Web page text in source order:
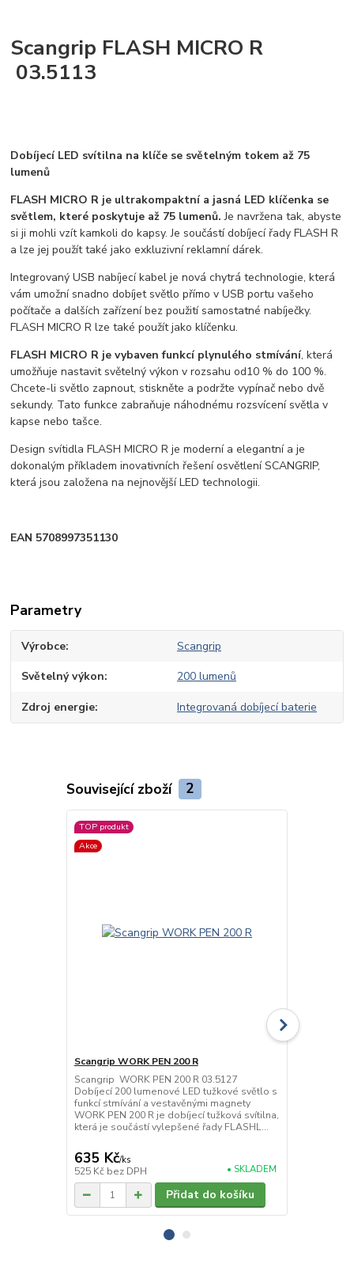
Scangrip FLASH MICRO R
03.5113
Dobíjecí LED svítilna na klíče se světelným tokem až 75
lumenů
FLASH MICRO R je ultrakompaktní a jasná LED klíčenka se
světlem, které poskytuje až 75 lumenů. Je navržena tak, abyste
si ji mohli vzít kamkoli do kapsy. Je součástí dobíjecí řady FLASH R
a lze jej použít také jako exkluzivní reklamní dárek.
Integrovaný USB nabíjecí kabel je nová chytrá technologie, která
vám umožní snadno dobíjet světlo přímo v USB portu vašeho
počítače a dalších zařízení bez použití samostatné nabíječky.
FLASH MICRO R lze také použít jako klíčenku.
FLASH MICRO R je vybaven funkcí plynulého stmívání, která
umožňuje nastavit světelný výkon v rozsahu od10 % do 100 %.
Chcete-li světlo zapnout, stiskněte a podržte vypínač nebo dvě
sekundy. Tato funkce zabraňuje náhodnému rozsvícení světla v
kapse nebo tašce.
Design svítidla FLASH MICRO R je moderní a elegantní a je
dokonalým příkladem inovativních řešení osvětlení SCANGRIP,
která jsou založena na nejnovější LED technologii.
EAN 5708997351130
Parametry
Výrobce Scangrip
Světelný výkon 200 lumenů
Zdroj energie Integrovaná dobíjecí baterie
Související zboží 2
TOP produkt
Akce
Scangrip WORK PEN 200 R
Scangrip WORK PEN 200 R 03.5127
Dobíjecí 200 lumenové LED tužkové světlo s
funkcí stmívání a vestavěnými magnety
WORK PEN 200 R je dobíjecí tužková svítilna,
která je součástí vylepšené řady FLASHL...
635 Kč/ks
525 Kč bez DPH • SKLADEM
Přidat do košíku